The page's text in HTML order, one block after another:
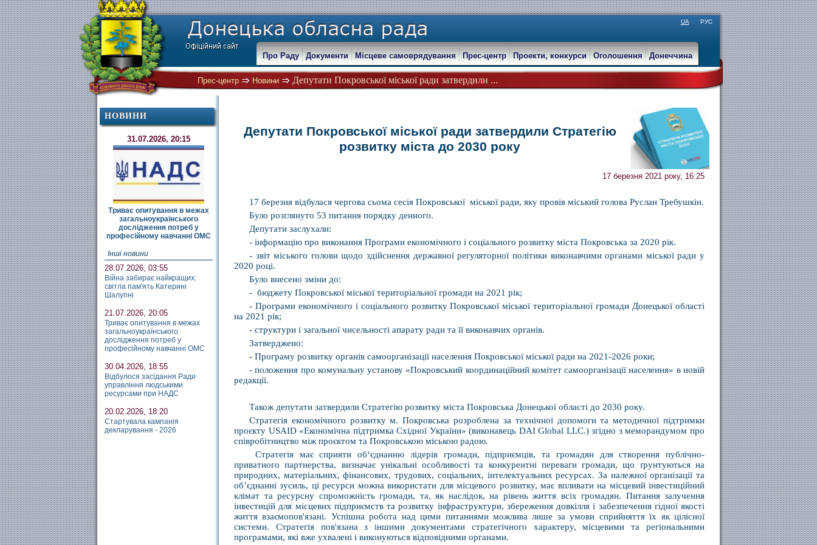
UA РУС
Прес-центр Новини Депутати Покровської міської ради затвердили ...
Про Раду Документи Місцеве самоврядування Прес-центр Проекти, конкурси Оголошення Донеччина
НОВИНИ
31.07.2026, 20:15
Триває опитування в межах
загальноукраїнського
дослідження потреб у
професійному навчанні ОМС
Інші новини
28.07.2026, 03:55
Війна забирає найкращих:
світла пам'ять Катерині
Шалупні
21.07.2026, 20:05
Триває опитування в межах
загальноукраїнського
дослідження потреб у
професійному навчанні ОМС
30.04.2026, 18:55
Відбулося засідання Ради
управління людськими
ресурсами при НАДС
20.02.2026, 18:20
Стартувала кампанія
декларування - 2026
Депутати Покровської міської ради затвердили Стратегію
розвитку міста до 2030 року
17 березня 2021 року, 16:25
17 березня відбулася чергова сьома сесія Покровської міської ради, яку провів міський голова Руслан Требушкін.
Було розглянуто 53 питання порядку денного.
Депутати заслухали:
- інформацію про виконання Програми економічного і соціального розвитку міста Покровська за 2020 рік.
- звіт міського голови щодо здійснення державної регуляторної політики виконавчими органами міської ради у
2020 році.
Було внесено зміни до:
- бюджету Покровської міської територіальної громади на 2021 рік;
- Програми економічного і соціального розвитку Покровської міської територіальної громади Донецької області
на 2021 рік;
- структури і загальної чисельності апарату ради та її виконавчих органів.
Затверджено:
- Програму розвитку органів самоорганізації населення Покровської міської ради на 2021-2026 роки;
- положення про комунальну установу «Покровський координаційний комітет самоорганізації населення» в новій
редакції.
Також депутати затвердили Стратегію розвитку міста Покровська Донецької області до 2030 року.
Стратегія економічного розвитку м. Покровська розроблена за технічної допомоги та методичної підтримки
проєкту USAID «Економічна підтримка Східної України» (виконавець DAI Global LLC.) згідно з меморандумом про
співробітництво між проєктом та Покровською міською радою.
Стратегія має сприяти об‘єднанню лідерів громади, підприємців, та громадян для створення публічно-
приватного партнерства, визначає унікальні особливості та конкурентні переваги громади, що ґрунтуються на
природних, матеріальних, фінансових, трудових, соціальних, інтелектуальних ресурсах. За належної організації та
об’єднанні зусиль, ці ресурси можна використати для місцевого розвитку, має впливати на місцевий інвестиційний
клімат та ресурсну спроможність громади, та, як наслідок, на рівень життя всіх громадян. Питання залучення
інвестицій для місцевих підприємств та розвитку інфраструктури, збереження довкілля і забезпечення гідної якості
життя взаємопов'язані. Успішна робота над цими питаннями можлива лише за умови сприйняття їх як цілісної
системи. Стратегія пов'язана з іншими документами стратегічного характеру, місцевими та регіональними
програмами, які вже ухвалені і виконуються відповідними органами.